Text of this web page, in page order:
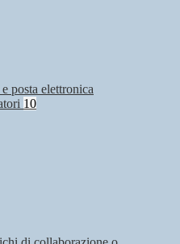
posta elettronica
10